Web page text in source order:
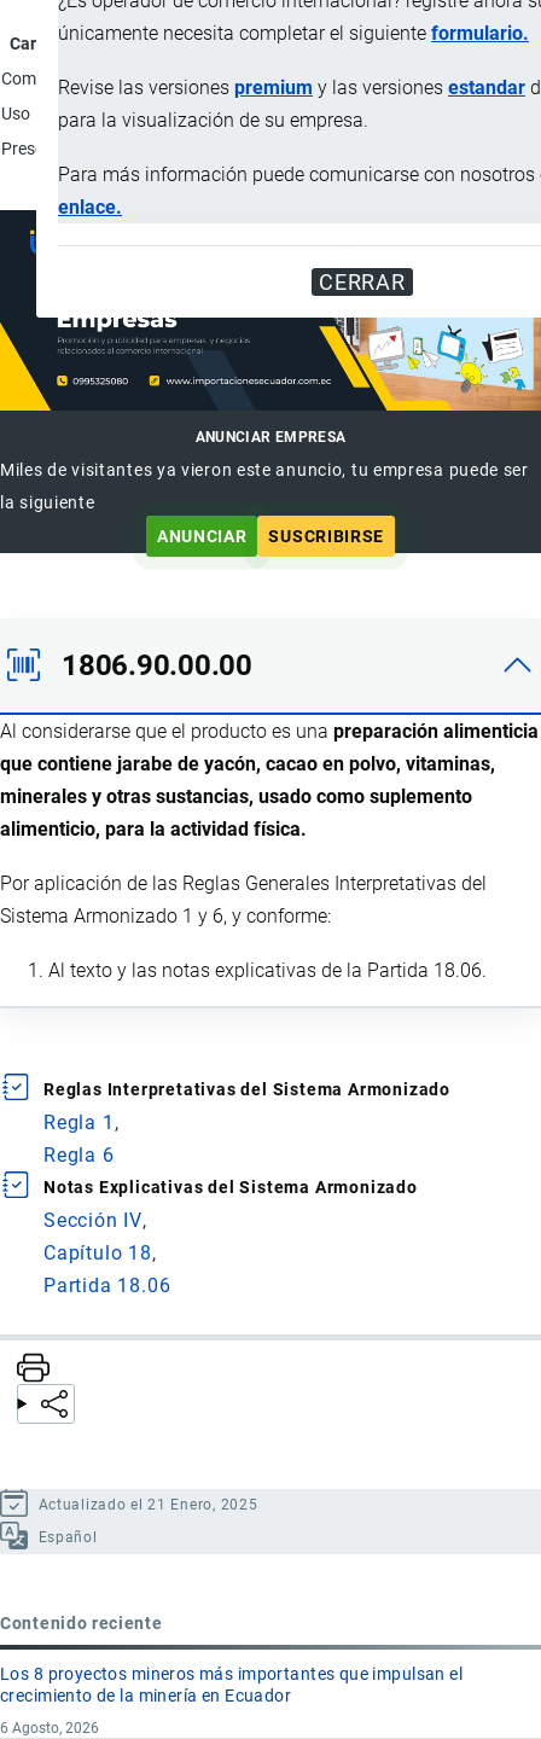
únicamente necesita completar el siguiente formulario.
Revise las versiones premium y las versiones estandar
para la visualización de su empresa.
Para más información puede comunicarse con nosotros
enlace.
CERRAR
Característica
Composición (%)
Jarabe de yacón 40; Agua 30; Maltodextrina 5;
Uso
Suplemento alimenticio para personas que realizan
Presentación
ANUNCIAR EMPRESA
Miles de visitantes ya vieron este anuncio, tu empresa puede ser
la siguiente
ANUNCIAR
SUSCRIBIRSE
1806.90.00.00
Al considerarse que el producto es una preparación alimenticia
que contiene jarabe de yacón, cacao en polvo, vitaminas,
minerales y otras sustancias, usado como suplemento
alimenticio, para la actividad física.
Por aplicación de las Reglas Generales Interpretativas del
Sistema Armonizado 1 y 6, y conforme:
Al texto y las notas explicativas de la Partida 18.06.
Reglas Interpretativas del Sistema Armonizado
Regla 1
Regla 6
Notas Explicativas del Sistema Armonizado
Sección IV
Capítulo 18
Partida 18.06
Actualizado el 21 Enero, 2025
Español
Contenido reciente
Los 8 proyectos mineros más importantes que impulsan el
crecimiento de la minería en Ecuador
6 Agosto, 2026